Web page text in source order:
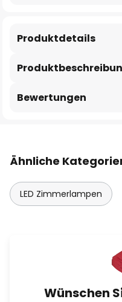
Produktdetails
Bewertungen
Ähnliche
LED Zimmerlampen
Wünschen